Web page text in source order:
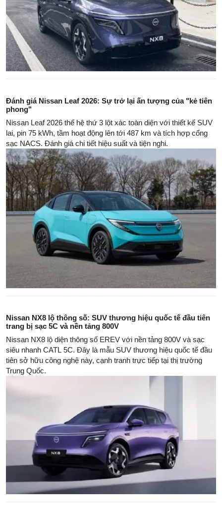
Đánh giá Nissan Leaf 2026: Sự trở lại ấn tượng của "kẻ tiên
phong"
Nissan Leaf 2026 thế hệ thứ 3 lột xác toàn diện với thiết kế SUV
lai, pin 75 kWh, tầm hoạt động lên tới 487 km và tích hợp cổng
sạc NACS. Đánh giá chi tiết hiệu suất và tiện nghi.
Nissan NX8 lộ thông số: SUV thương hiệu quốc tế đầu tiên
trang bị sạc 5C và nền tảng 800V
Nissan NX8 lộ diện thông số EREV với nền tảng 800V và sạc
siêu nhanh CATL 5C. Đây là mẫu SUV thương hiệu quốc tế đầu
tiên sở hữu công nghệ này, cạnh tranh trực tiếp tại thị trường
Trung Quốc.